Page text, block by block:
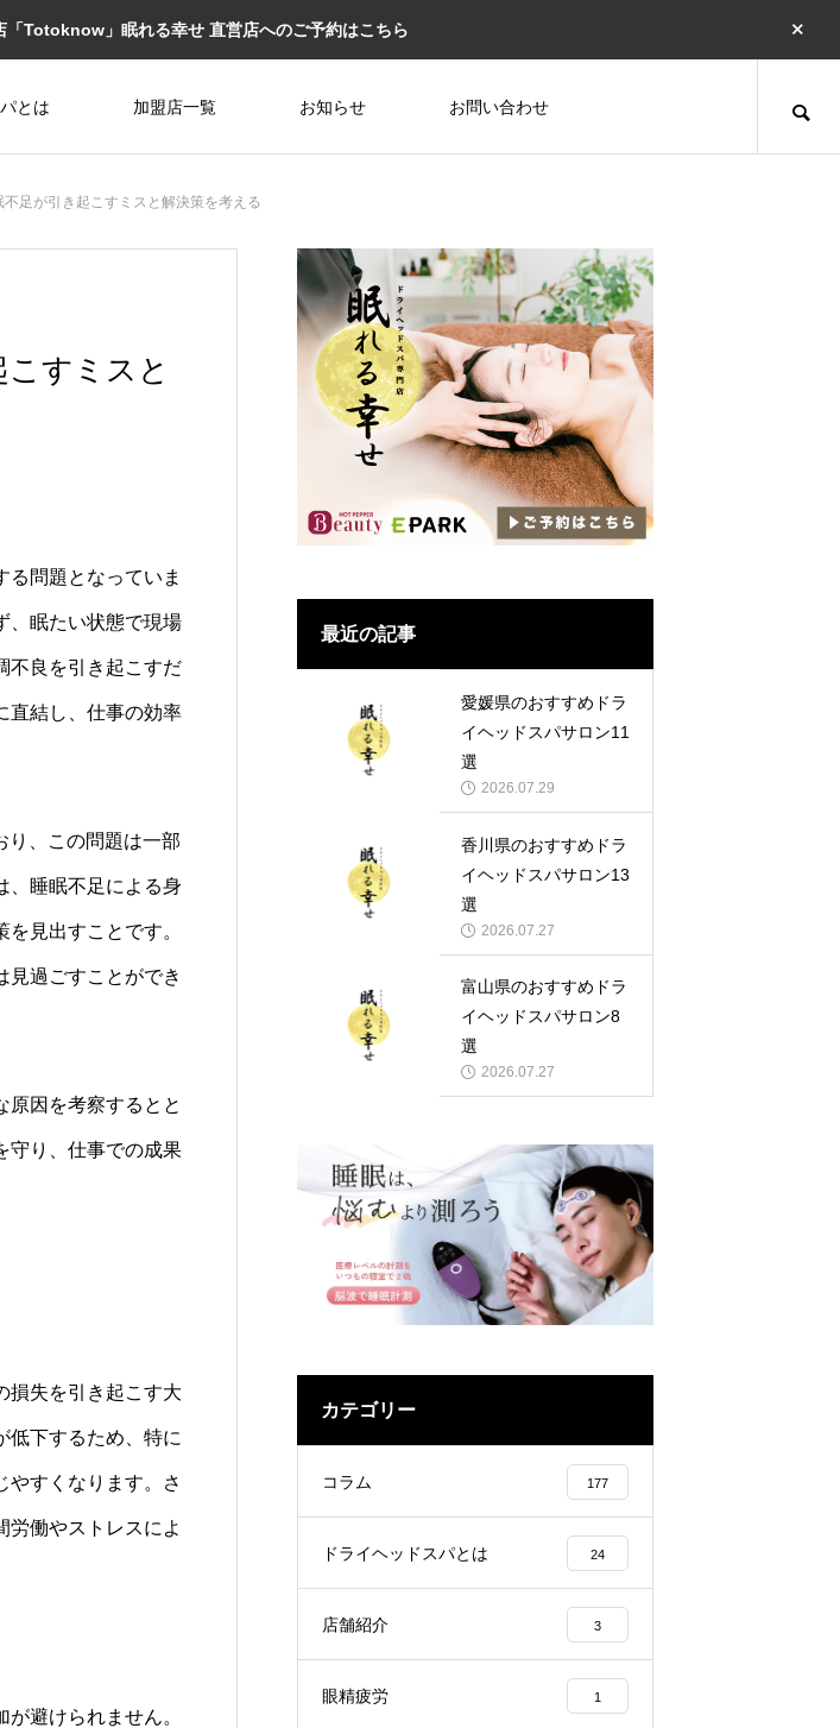
Totoknow」眠れる幸せ 直営店へのご予約はこちら
とは 加盟店一覧 お知らせ お問い合わせ
足が引き起こすミスと解決策を考える
すミスと
問題となっていま
、眠たい状態で現場
不良を引き起こすだ
直結し、仕事の効率
、この問題は一部
、睡眠不足による身
見出すことです。
見過ごすことができ
因を考察するとと
守り、仕事での成果
損失を引き起こす大
低下するため、特に
やすくなります。さ
労働やストレスによ
避けられません。
最近の記事
愛媛県のおすすめドラ
イヘッドスパサロン11
選
2026.07.29
香川県のおすすめドラ
イヘッドスパサロン13
選
2026.07.27
富山県のおすすめドラ
イヘッドスパサロン8
選
2026.07.27
カテゴリー
コラム 177
ドライヘッドスパとは 24
店舗紹介 3
眼精疲労 1